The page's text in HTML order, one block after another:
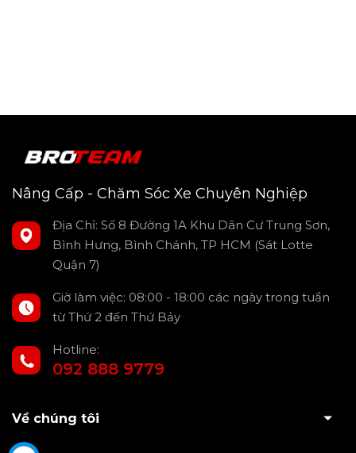
Với hơn 100 năm kinh nghiệm và hơn 50 năm cung cấp
phim cách nhiệt, 3M đã khẳng định vị thế thương hiệu hàng
tiên cho phim cách nhiệt, 3M tiên phong áp dụng công
nghệ quang học đa lớp độc quyền, mang đến hiệu quả cách
được Tổ chức Ung Thư Da thế giới (The Skin Cancer
Foundation) khuyên dùng bởi sự an toàn và thân thiện với
Nâng Cấp - Chăm Sóc Xe Chuyên Nghiệp
Địa Chỉ: Số 8 Đường 1A Khu Dân Cư Trung Sơn,
Bình Hưng, Bình Chánh, TP HCM (Sát Lotte
Quận 7)
Giờ làm việc: 08:00 - 18:00 các ngày trong tuần
từ Thứ 2 đến Thứ Bảy
Hotline:
092 888 9779
Về chúng tôi